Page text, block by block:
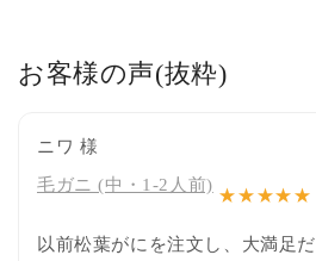
お客様の声(抜粋)
ニワ 様
毛ガニ (中・1-2人前)
★★★★★
以前松葉がにを注文し、大満足だ